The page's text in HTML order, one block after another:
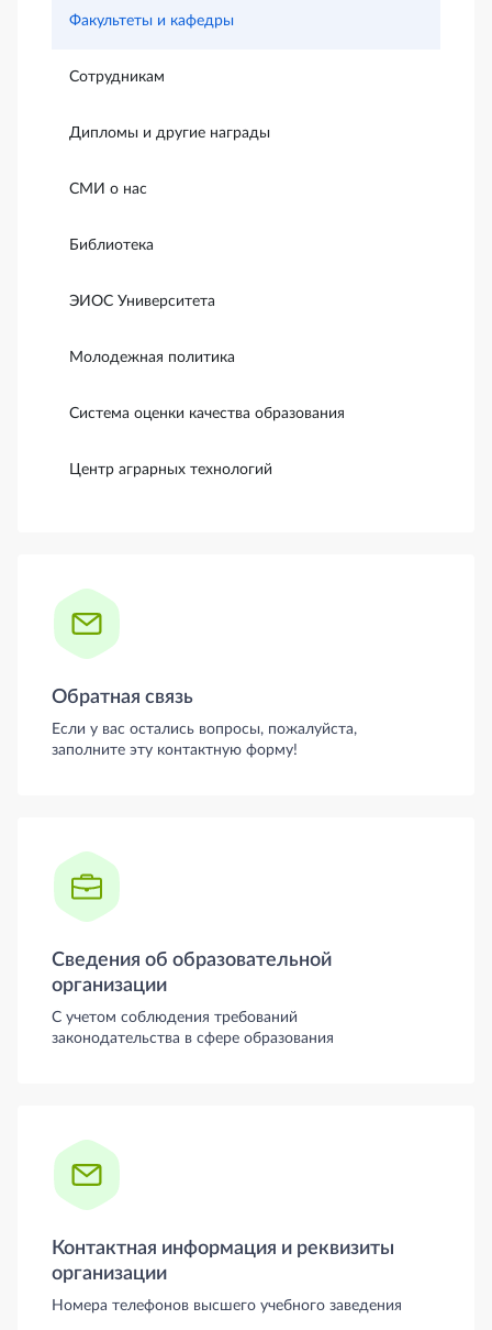
Факультеты и кафедры
Сотрудникам
Дипломы и другие награды
СМИ о нас
Библиотека
ЭИОС Университета
Молодежная политика
Система оценки качества образования
Центр аграрных технологий
Обратная связь
Если у вас остались вопросы, пожалуйста,
заполните эту контактную форму!
Сведения об образовательной
организации
С учетом соблюдения требований
законодательства в сфере образования
Контактная информация и реквизиты
организации
Номера телефонов высшего учебного заведения